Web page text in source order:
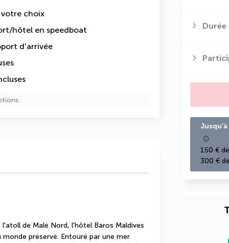
150 €
300 €
votre choix
hôtel en speedboat
d'arrivée
de Malé Nord, l'hôtel Baros Maldives
préservé. Entouré par une mer